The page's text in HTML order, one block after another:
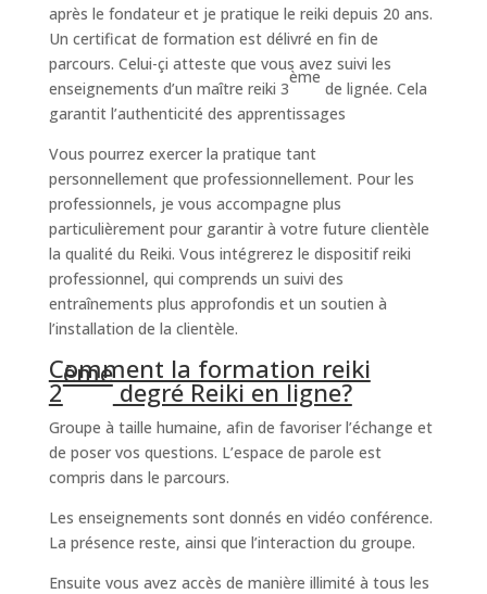
après le fondateur et je pratique le reiki depuis 20 ans.
Un certificat de formation est délivré en fin de
parcours. Celui-çi atteste que vous avez suivi les
enseignements d’un maître reiki 3
ème
de lignée. Cela
garantit l’authenticité des apprentissages
Vous pourrez exercer la pratique tant
personnellement que professionnellement. Pour les
professionnels, je vous accompagne plus
particulièrement pour garantir à votre future clientèle
la qualité du Reiki. Vous intégrerez le dispositif reiki
professionnel, qui comprends un suivi des
entraînements plus approfondis et un soutien à
l’installation de la clientèle.
Comment la formation reiki
2
ème
degré Reiki en ligne?
Groupe à taille humaine, afin de favoriser l’échange et
de poser vos questions. L’espace de parole est
compris dans le parcours.
Les enseignements sont donnés en vidéo conférence.
La présence reste, ainsi que l’interaction du groupe.
Ensuite vous avez accès de manière illimité à tous les